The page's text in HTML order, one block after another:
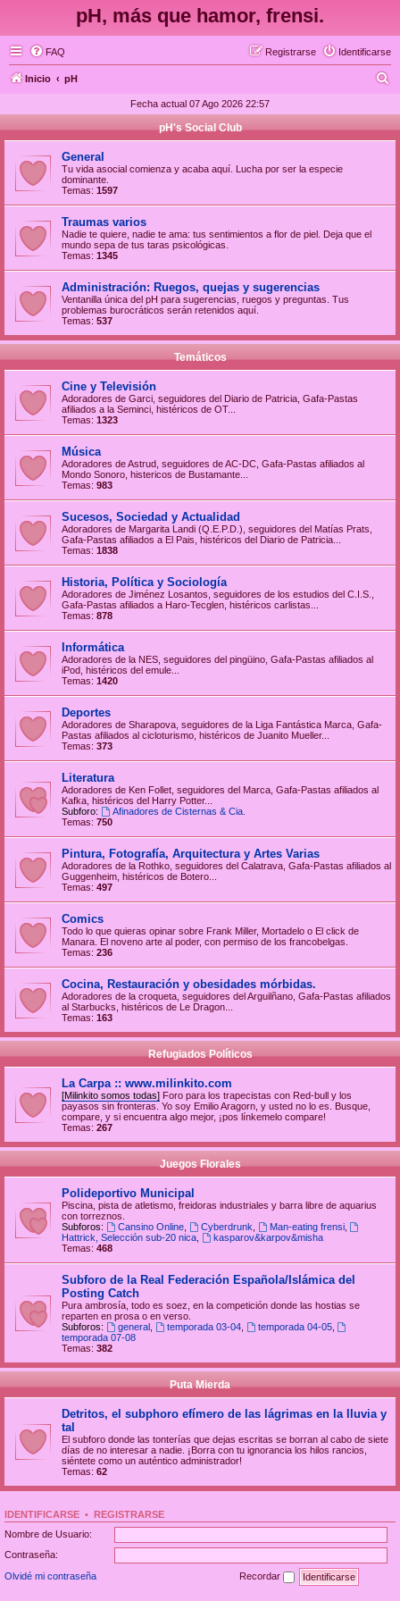
pH, más que hamor, frensi.
FAQ Identificarse
Registrarse
Inicio pH
c
Fecha actual 07 Ago 2026 22:57
pH's Social Club
General
Tu vida asocial comienza y acaba aquí. Lucha por ser la especie
dominante.
Temas: 1597
Traumas varios
Nadie te quiere, nadie te ama: tus sentimientos a flor de piel. Deja que el
mundo sepa de tus taras psicológicas.
Temas: 1345
Administración: Ruegos, quejas y sugerencias
Ventanilla única del pH para sugerencias, ruegos y preguntas. Tus
problemas burocráticos serán retenidos aquí.
Temas: 537
Temáticos
Cine y Televisión
Adoradores de Garci, seguidores del Diario de Patricia, Gafa-Pastas
afiliados a la Seminci, histéricos de OT...
Temas: 1323
Música
Adoradores de Astrud, seguidores de AC-DC, Gafa-Pastas afiliados al
Mondo Sonoro, histericos de Bustamante...
Temas: 983
Sucesos, Sociedad y Actualidad
Adoradores de Margarita Landi (Q.E.P.D.), seguidores del Matías Prats,
Gafa-Pastas afiliados a El Pais, histéricos del Diario de Patricia...
Temas: 1838
Historia, Política y Sociología
Adoradores de Jiménez Losantos, seguidores de los estudios del C.I.S.,
Gafa-Pastas afiliados a Haro-Tecglen, histéricos carlistas...
Temas: 878
Informática
Adoradores de la NES, seguidores del pingüino, Gafa-Pastas afiliados al
iPod, histéricos del emule...
Temas: 1420
Deportes
Adoradores de Sharapova, seguidores de la Liga Fantástica Marca, Gafa-
Pastas afiliados al cicloturismo, histéricos de Juanito Mueller...
Temas: 373
Literatura
Adoradores de Ken Follet, seguidores del Marca, Gafa-Pastas afiliados al
Kafka, histéricos del Harry Potter...
Subforo:
Afinadores de Cisternas & Cia.
Temas: 750
Pintura, Fotografía, Arquitectura y Artes Varias
Adoradores de la Rothko, seguidores del Calatrava, Gafa-Pastas afiliados al
Guggenheim, histéricos de Botero...
Temas: 497
Comics
Todo lo que quieras opinar sobre Frank Miller, Mortadelo o El click de
Manara. El noveno arte al poder, con permiso de los francobelgas.
Temas: 236
Cocina, Restauración y obesidades mórbidas.
Adoradores de la croqueta, seguidores del Arguilñano, Gafa-Pastas afiliados
al Starbucks, histéricos de Le Dragon...
Temas: 163
Refugiados Políticos
La Carpa :: www.milinkito.com
[Milinkito somos todas] Foro para los trapecistas con Red-bull y los
payasos sin fronteras. Yo soy Emilio Aragorn, y usted no lo es. Busque,
compare, y si encuentra algo mejor, ¡pos línkemelo compare!
Temas: 267
Juegos Florales
Polideportivo Municipal
Piscina, pista de atletismo, freidoras industriales y barra libre de aquarius
con torreznos.
Subforos:
Cansino Online, Cyberdrunk Man-eating frensi,
Hattrick, Selección sub-20 nica
kasparov&karpov&misha
Temas: 468
Subforo de la Real Federación Española/Islámica del
Posting Catch
Pura ambrosía, todo es soez, en la competición donde las hostias se
reparten en prosa o en verso.
Subforos:
general, temporada 03-04, temporada 04-05,
temporada 07-08
Temas: 382
Puta Mierda
Detritos, el subphoro efímero de las lágrimas en la lluvia y
tal
El subforo donde las tonterías que dejas escritas se borran al cabo de siete
días de no interesar a nadie. ¡Borra con tu ignorancia los hilos rancios,
siéntete como un auténtico administrador!
Temas: 62
IDENTIFICARSE • REGISTRARSE
Nombre de Usuario:
Contraseña:
Olvidé mi contraseña
Recordar